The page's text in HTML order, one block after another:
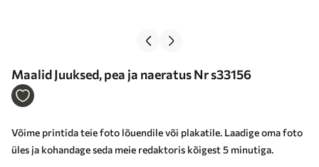
Maalid Juuksed, pea ja naeratus Nr s33156
Võime printida teie foto lõuendile või plakatile. Laadige oma foto
üles ja kohandage seda meie redaktoris kõigest 5 minutiga.